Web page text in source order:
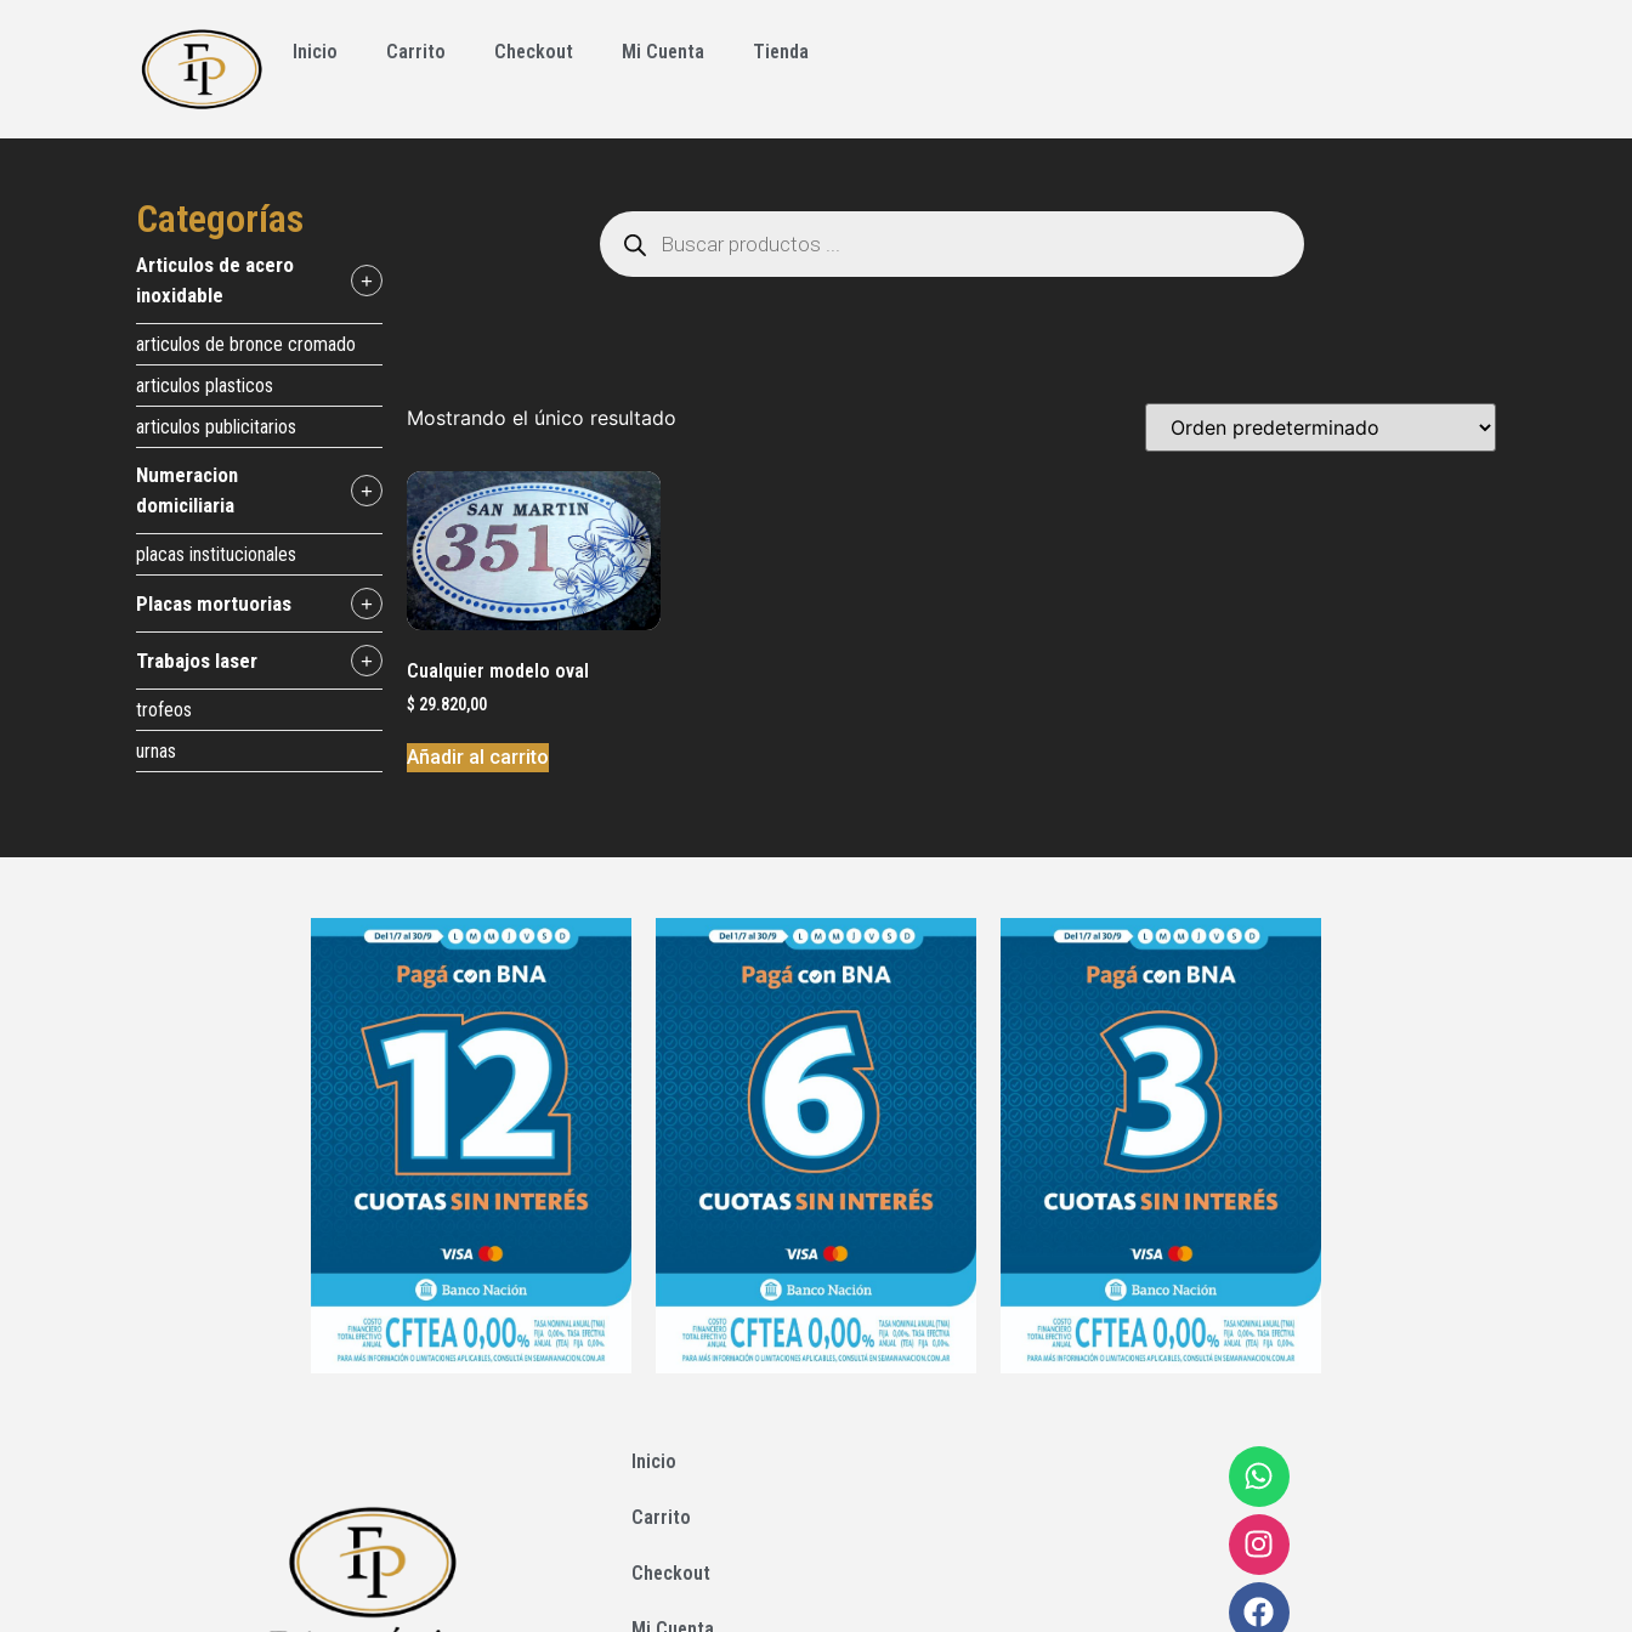
Inicio Carrito Checkout Mi Cuenta Tienda
Categorías
articulos de acero
inoxidable
+
articulos de bronce cromado
articulos plasticos
articulos publicitarios
numeracion
domiciliaria
+
placas institucionales
placas mortuorias +
trabajos laser +
trofeos
urnas
Mostrando el único resultado
Cualquier modelo oval
$ 29.820,00
Añadir al carrito
Inicio
Carrito
Checkout